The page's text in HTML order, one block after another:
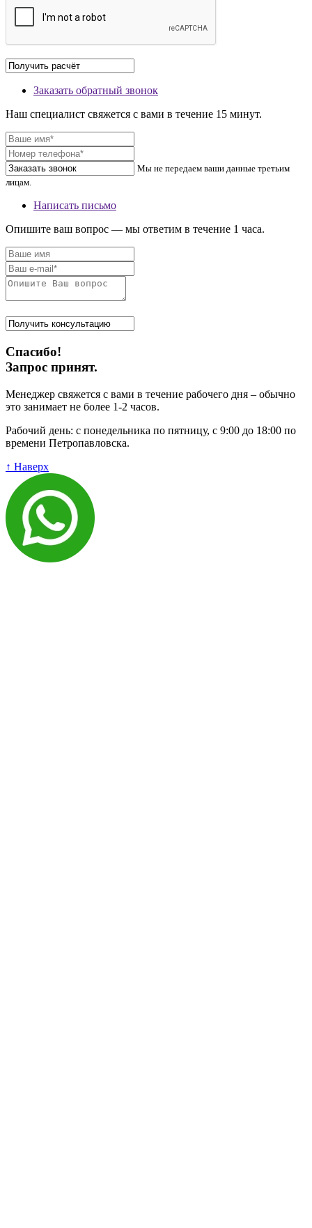
Заказать обратный звонок
Наш специалист свяжется с вами в течение 15 минут.
Мы не передаем ваши данные третьим
лицам.
Написать письмо
Опишите ваш вопрос — мы ответим в течение 1 часа.
Спасибо!
Запрос принят.
Менеджер свяжется с вами в течение рабочего дня – обычно
это занимает не более 1-2 часов.
Рабочий день: с понедельника по пятницу, с 9:00 до 18:00 по
времени Петропавловска.
↑ Наверх